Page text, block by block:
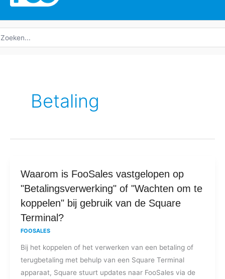
Betaling
Waarom is FooSales vastgelopen op
"Betalingsverwerking" of "Wachten om te
koppelen" bij gebruik van de Square
Terminal?
FOOSALES
Bij het koppelen of het verwerken van een betaling of
terugbetaling met behulp van een Square Terminal
apparaat, Square stuurt updates naar FooSales via de
Waarom
is
FooSales
vastgelopen
op
"Betalingsverwerking"
of
"Wachten
om